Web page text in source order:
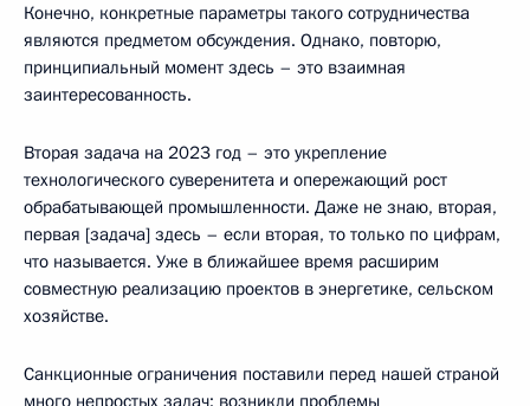
Конечно, конкретные параметры такого сотрудничества
являются предметом обсуждения. Однако, повторю,
принципиальный момент здесь – это взаимная
заинтересованность.
Вторая задача на 2023 год – это укрепление
технологического суверенитета и опережающий рост
обрабатывающей промышленности. Даже не знаю, вторая,
первая [задача] здесь – если вторая, то только по цифрам,
что называется. Уже в ближайшее время расширим
совместную реализацию проектов в энергетике, сельском
хозяйстве.
Санкционные ограничения поставили перед нашей страной
много непростых задач: возникли проблемы